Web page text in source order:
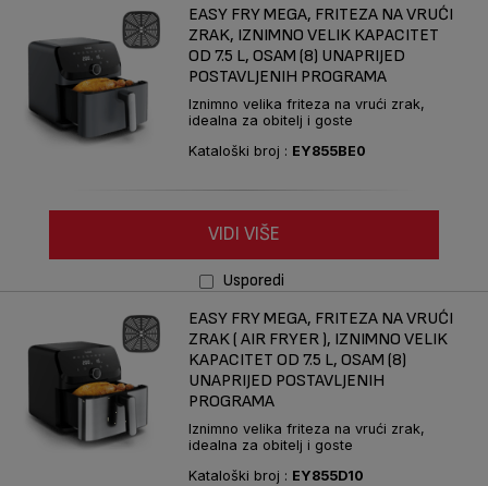
EASY FRY MEGA, FRITEZA NA VRUĆI
ZRAK, IZNIMNO VELIK KAPACITET
OD 7.5 L, OSAM (8) UNAPRIJED
POSTAVLJENIH PROGRAMA
Iznimno velika friteza na vrući zrak,
idealna za obitelj i goste
Kataloški broj : EY855BE0
VIDI VIŠE
Usporedi
EASY FRY MEGA, FRITEZA NA VRUĆI
ZRAK ( AIR FRYER ), IZNIMNO VELIK
KAPACITET OD 7.5 L, OSAM (8)
UNAPRIJED POSTAVLJENIH
PROGRAMA
Iznimno velika friteza na vrući zrak,
idealna za obitelj i goste
Kataloški broj : EY855D10